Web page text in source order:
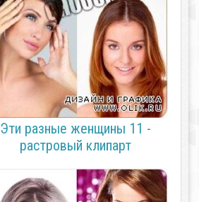
Эти разные женщины 11 -
растровый клипарт